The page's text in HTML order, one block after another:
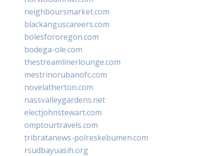
neighboursmarket.com
blackanguscareers.com
bolesfororegon.com
bodega-ole.com
thestreamlinerlounge.com
mestrinorubanofc.com
novelatherton.com
nassvalleygardens.net
electjohnstewart.com
omptourtravels.com
tribratanews-polreskebumen.com
rsudbayuasih.org